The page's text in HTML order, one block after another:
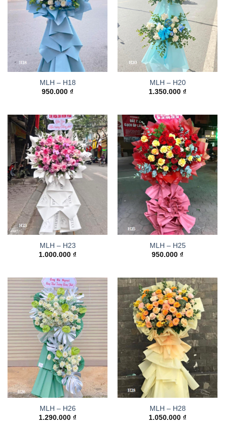
MLH – H18
950.000 ₫
MLH – H20
1.350.000 ₫
MLH – H23
1.000.000 ₫
MLH – H25
950.000 ₫
MLH – H26
1.290.000 ₫
MLH – H28
1.050.000 ₫